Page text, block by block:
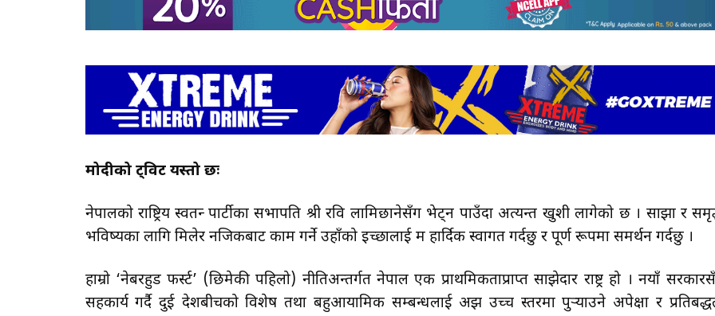
मोदीको ट्विट यस्तो छः
नेपालको राष्ट्रिय स्वतन्त्र पार्टीका सभापति श्री रवि लामिछानेसँग भेट्न पाउँदा अत्यन्त खुशी लागेको छ । साझा र
भविष्यका लागि मिलेर नजिकबाट काम गर्ने उहाँको इच्छालाई म हार्दिक स्वागत गर्दछु र पूर्ण रूपमा समर्थन गर्दछु ।
हाम्रो ‘नेबरहुड फर्स्ट’ (छिमेकी पहिलो) नीतिअन्तर्गत नेपाल एक प्राथमिकताप्राप्त साझेदार राष्ट्र हो । नयाँ
सहकार्य गर्दै दुई देशबीचको विशेष तथा बहुआयामिक सम्बन्धलाई अझ उच्च स्तरमा पुर्‍याउने अपेक्षा र